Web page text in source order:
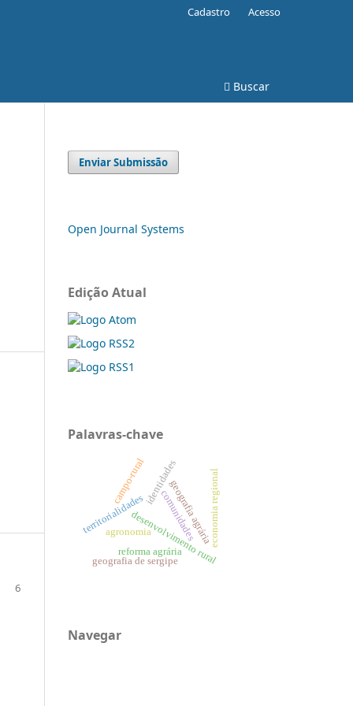
Buscar
Cadastro Acesso
6
Enviar Submissão
Open Journal Systems
Edição Atual
Palavras-chave
identidades
territorialidades comunidades
geografia agráriaeconomia regional
campo-rural
desenvolvimento rural
reforma agrária
agronomia
geografia de sergipe
Navegar